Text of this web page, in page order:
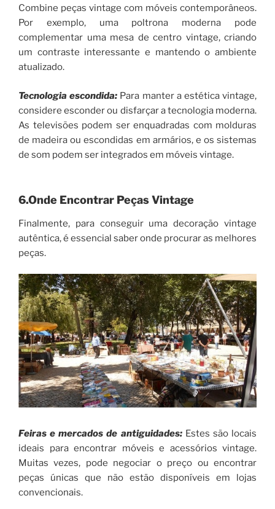
Combine peças vintage com móveis contemporâneos.
Por exemplo, uma poltrona moderna pode
complementar uma mesa de centro vintage, criando
um contraste interessante e mantendo o ambiente
atualizado.
Tecnologia escondida: Para manter a estética vintage,
considere esconder ou disfarçar a tecnologia moderna.
As televisões podem ser enquadradas com molduras
de madeira ou escondidas em armários, e os sistemas
de som podem ser integrados em móveis vintage.
6.Onde Encontrar Peças Vintage
Finalmente, para conseguir uma decoração vintage
autêntica, é essencial saber onde procurar as melhores
peças.
Feiras e mercados de antiguidades:Estes são locais
ideais para encontrar móveis e acessórios vintage.
Muitas vezes, pode negociar o preço ou encontrar
peças únicas que não estão disponíveis em lojas
convencionais.